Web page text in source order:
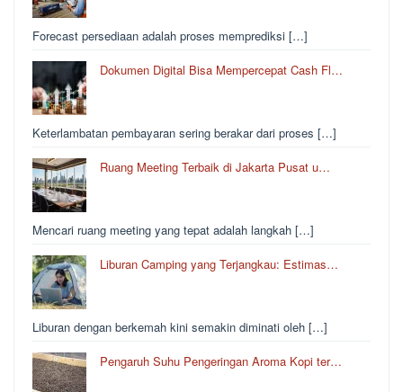
Forecast persediaan adalah proses memprediksi […]
Dokumen Digital Bisa Mempercepat Cash Fl…
Keterlambatan pembayaran sering berakar dari proses […]
Ruang Meeting Terbaik di Jakarta Pusat u…
Mencari ruang meeting yang tepat adalah langkah […]
Liburan Camping yang Terjangkau: Estimas…
Liburan dengan berkemah kini semakin diminati oleh […]
Pengaruh Suhu Pengeringan Aroma Kopi ter…